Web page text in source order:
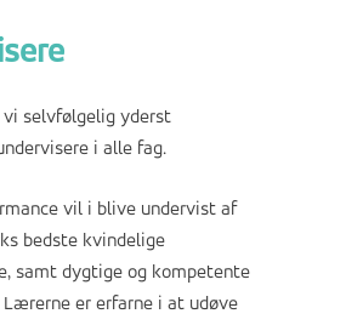
vi selvfølgelig yderst
i alle fag.
vil i blive undervist af
bedste kvindelige
samt dygtige og kompetente
er erfarne i at udøve